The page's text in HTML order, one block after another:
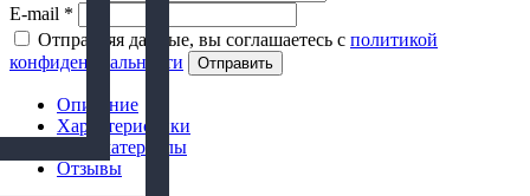
E-mail *
Отправляя данные, вы соглашаетесь с политикой
конфиденциальности
Отправить
Описание
Характеристики
Доп. материалы
Отзывы